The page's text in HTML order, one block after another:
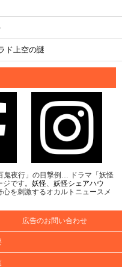
ド上空の謎
鬼夜行」の目撃例… ドラマ「妖怪
です。 妖怪、 妖怪シェアハウ
を刺激するオカルトニュースメ
広告のお問い合わせ